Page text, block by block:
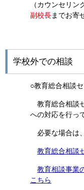
（カウンセリン
副校長までお寄
学校外での相談
○教育総合相談
教育総合相談
への対応を行っ
必要な場合は
教育総合相談
教育相談事業
こちら